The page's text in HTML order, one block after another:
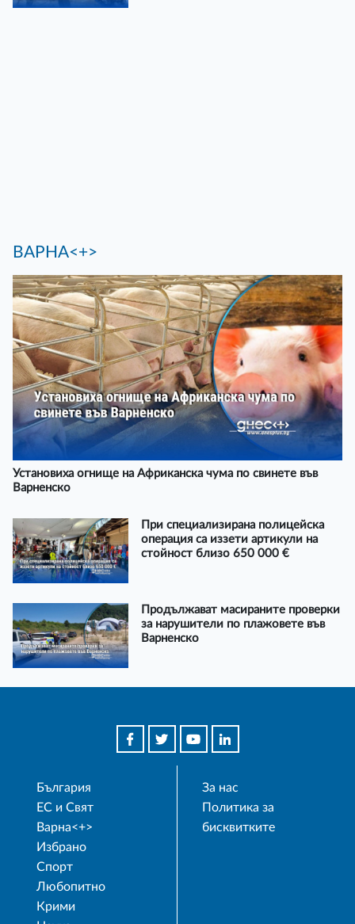
ВАРНА<+>
Установиха огнище на Африканска чума по свинете във
Варненско
При специализирана полицейска
операция са иззети артикули на
стойност близо 650 000 €
Продължават масираните проверки
за нарушители по плажовете във
Варненско
България
ЕС и Свят
Варна<+>
Избрано
Спорт
Любопитно
Крими
За нас
Политика за
бисквитките